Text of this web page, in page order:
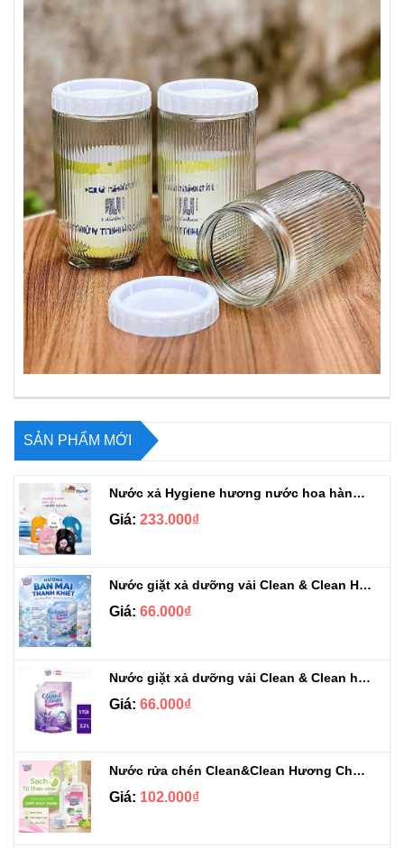
SẢN PHẨM MỚI
Nước xả Hygiene hương nước hoa hàng chuẩn Thái can 3L3
Giá: 233.000₫
Nước giặt xả dưỡng vải Clean & Clean Hương Ban Mai 3.2kg
Giá: 66.000₫
Nước giặt xả dưỡng vải Clean & Clean hương Violet 3.2kg
Giá: 66.000₫
Nước rửa chén Clean&Clean Hương Chanh Can 5L
Giá: 102.000₫